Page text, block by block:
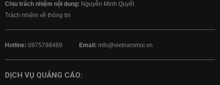
Chịu trách nhiệm nội dung: Nguyễn Minh Quyết
Trách nhiệm về thông tin
Hotline: 0975798489 Email: info@vietnammoi.vn
DỊCH VỤ QUẢNG CÁO: